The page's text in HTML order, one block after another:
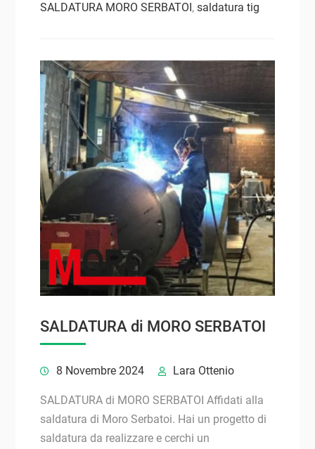
SALDATURA MORO SERBATOI , saldatura tig
SALDATURA di MORO SERBATOI
8 Novembre 2024 Lara Ottenio
SALDATURA di MORO SERBATOI Affidati alla
saldatura di Moro Serbatoi. Hai un progetto di
saldatura da realizzare e cerchi un